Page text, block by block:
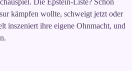
kämpfen wollte, schweigt jetzt oder
inszeniert ihre eigene Ohnmacht, und